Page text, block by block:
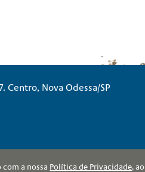
Centro, Nova Odessa/SP
a nossa Política de Privacidade,